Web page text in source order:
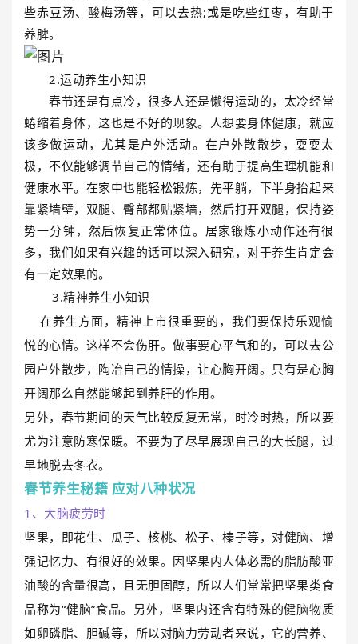
些赤豆汤、酸梅汤等，可以去热;或是吃些红枣，有助于
养脾。
2.运动养生小知识
春节还是有点冷，很多人还是懒得运动的，太冷经常
蜷缩着身体，这也是不好的现象。人想要身体健康，就应
该多做运动，尤其是户外活动。在户外散散步，耍耍太
极，不仅能够调节自己的情绪，还有助于提高生理机能和
健康水平。在家中也能轻松锻炼，先平躺，下半身抬起来
靠紧墙壁，双腿、臀部都贴紧墙，然后打开双腿，保持姿
势一分钟，然后恢复正常体位。居家锻炼小动作还有很
多，我们如果有兴趣的话可以深入研究，对于养生肯定会
有一定效果的。
3.精神养生小知识
在养生方面，精神上市很重要的，我们要保持乐观愉
悦的心情。这样不会伤肝。做事要心平气和的，可以去公
园户外散步，陶冶自己的情操，让心胸开阔。只有是心胸
开阔那么自然能够起到养肝的作用。
另外，春节期间的天气比较反复无常，时冷时热，所以要
尤为注意防寒保暖。不要为了尽早展现自己的大长腿，过
早地脱去冬衣。
春节养生秘籍 应对八种状况
1、大脑疲劳时
坚果，即花生、瓜子、核桃、松子、榛子等，对健脑、增
强记忆力、有很好的效果。因坚果内人体必需的脂肪酸亚
油酸的含量很高，且无胆固醇，所以人们常常把坚果类食
品称为“健脑”食品。另外，坚果内还含有特殊的健脑物质
如卵磷脂、胆碱等，所以对脑力劳动者来说，它的营养、